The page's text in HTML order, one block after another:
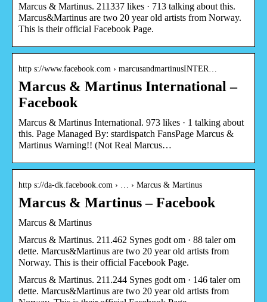
Marcus & Martinus. 211337 likes · 713 talking about this.
Marcus&Martinus are two 20 year old artists from Norway.
This is their official Facebook Page.
http s://www.facebook.com › marcusandmartinusINTER…
Marcus & Martinus International –
Facebook
Marcus & Martinus International. 973 likes · 1 talking about
this. Page Managed By: stardispatch FansPage Marcus &
Martinus Warning!! (Not Real Marcus…
http s://da-dk.facebook.com › … › Marcus & Martinus
Marcus & Martinus – Facebook
Marcus & Martinus
Marcus & Martinus. 211.462 Synes godt om · 88 taler om
dette. Marcus&Martinus are two 20 year old artists from
Norway. This is their official Facebook Page.
Marcus & Martinus. 211.244 Synes godt om · 146 taler om
dette. Marcus&Martinus are two 20 year old artists from